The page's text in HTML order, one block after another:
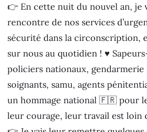
👉 En cette nuit du nouvel an, je
rencontre de nos services
sécurité dans la circonscription,
sur nous au quotidien ! ♥️
policiers nationaux, gendarmerie
soignants, samu, agents
un hommage national 🇫🇷 pour
leur courage, leur travail est loin